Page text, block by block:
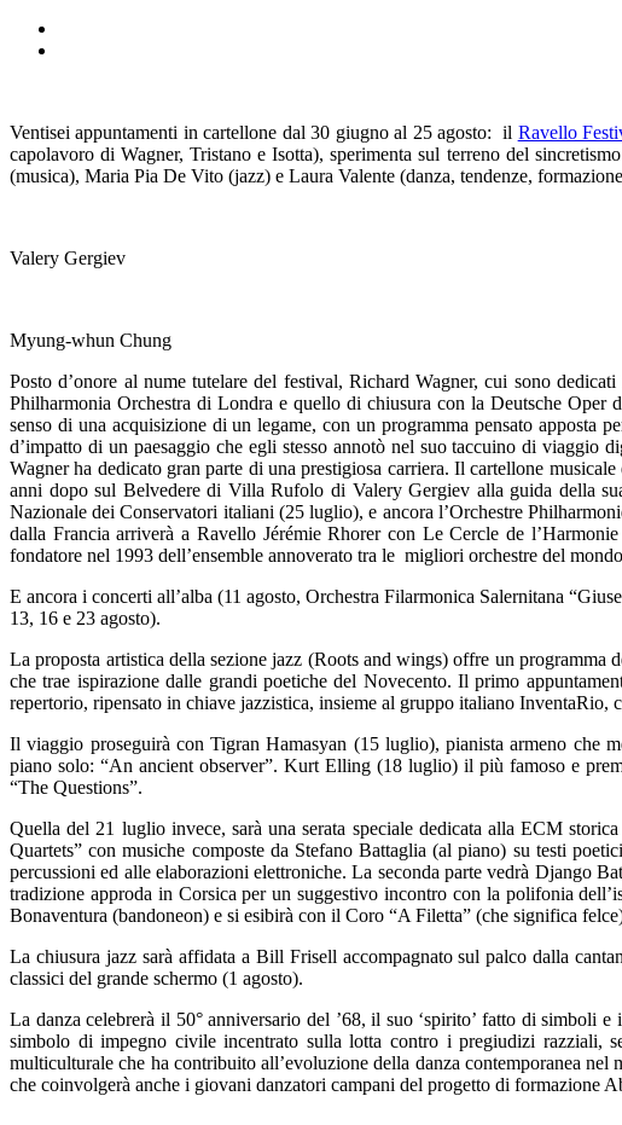
Ventisei appuntamenti in cartellone dal 30 giugno al 25 agosto: il Ravello
capolavoro di Wagner, Tristano e Isotta), sperimenta sul terreno del
(musica), Maria Pia De Vito (jazz) e Laura Valente (danza, tendenze,
Valery Gergiev
Myung-whun Chung
Posto d’onore al nume tutelare del festival, Richard Wagner, cui sono
Philharmonia Orchestra di Londra e quello di chiusura con la Deutsche
senso di una acquisizione di un legame, con un programma pensato apposta
d’impatto di un paesaggio che egli stesso annotò nel suo taccuino di
Wagner ha dedicato gran parte di una prestigiosa carriera. Il cartellone
anni dopo sul Belvedere di Villa Rufolo di Valery Gergiev alla guida della
Nazionale dei Conservatori italiani (25 luglio), e ancora l’Orchestre
dalla Francia arriverà a Ravello Jérémie Rhorer con Le Cercle de
fondatore nel 1993 dell’ensemble annoverato tra le migliori orchestre del
E ancora i concerti all’alba (11 agosto, Orchestra Filarmonica Salernitana
13, 16 e 23 agosto).
La proposta artistica della sezione jazz (Roots and wings) offre un programma
che trae ispirazione dalle grandi poetiche del Novecento. Il primo
repertorio, ripensato in chiave jazzistica, insieme al gruppo italiano InventaRio,
Il viaggio proseguirà con Tigran Hamasyan (15 luglio), pianista armeno che
piano solo: “An ancient observer”. Kurt Elling (18 luglio) il più famoso e
“The Questions”.
Quella del 21 luglio invece, sarà una serata speciale dedicata alla ECM
Quartets” con musiche composte da Stefano Battaglia (al piano) su testi
percussioni ed alle elaborazioni elettroniche. La seconda parte vedrà Django
tradizione approda in Corsica per un suggestivo incontro con la polifonia
Bonaventura (bandoneon) e si esibirà con il Coro “A Filetta” (che significa
La chiusura jazz sarà affidata a Bill Frisell accompagnato sul palco dalla
classici del grande schermo (1 agosto).
La danza celebrerà il 50° anniversario del ’68, il suo ‘spirito’ fatto di
simbolo di impegno civile incentrato sulla lotta contro i pregiudizi razziali,
multiculturale che ha contribuito all’evoluzione della danza contemporanea
che coinvolgerà anche i giovani danzatori campani del progetto di formazione